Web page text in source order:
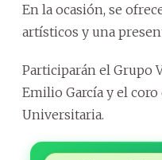
En la ocasión, se
artísticos y una
Participarán el Grupo
Emilio García y el
Universitaria.